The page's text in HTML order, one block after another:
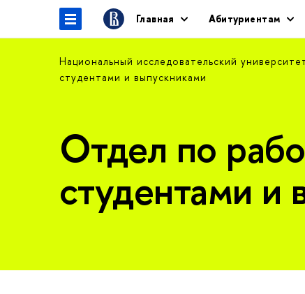
Главная Абитуриентам
Национальный исследовательский
студентами и выпускниками
Отдел по
студентами и